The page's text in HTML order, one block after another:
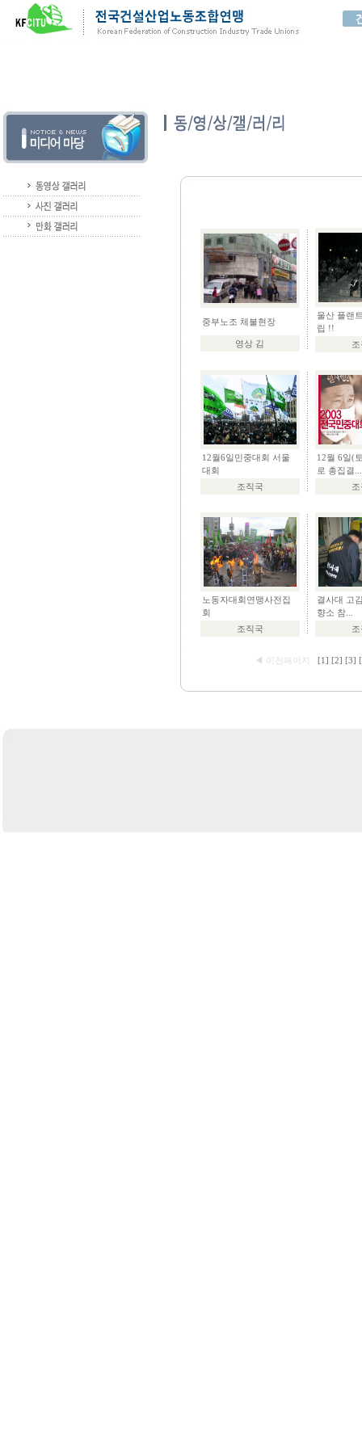
중부노조 체불현장
영상 김
울산 플랜
립 !!
12월6일민중대회 서울
대회
조직국
12월 6일(
로 총집결...
노동자대회연맹사전집
회
조직국
결사대 고
향소 참...
◀ 이전페이지 [1] [2] [3]